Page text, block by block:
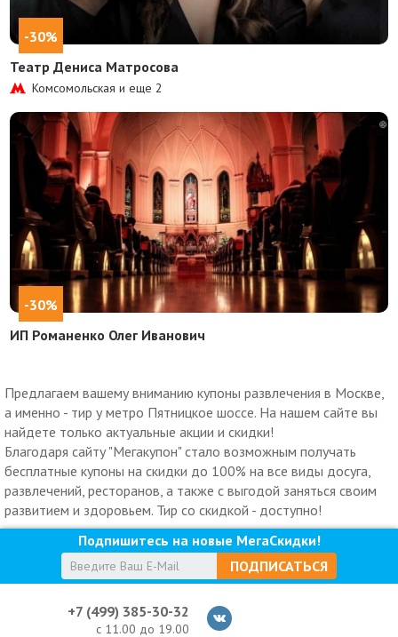
-30%
Театр Дениса Матросова
Комсомольская и еще2
-30%
ИП Романенко Олег Иванович
Предлагаем вашему вниманию купоны развлечения в Москве,
а именно - тир у метро Пятницкое шоссе. На нашем сайте вы
найдете только актуальные акции и скидки!
Благодаря сайту "Мегакупон" стало возможным получать
бесплатные купоны на скидки до 100% на все виды досуга,
развлечений, ресторанов, а также с выгодой заняться своим
развитием и здоровьем. Тир со скидкой - доступно!
Подпишитесь на новые МегаСкидки!
ПОДПИСАТЬСЯ
+7 (499) 385-30-32
с 11.00 до 19.00